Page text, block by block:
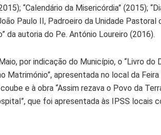
“Calendário da Misericórdia” (2015);
Paulo II, Padroeiro da Unidade
da autoria do Pe. António Loureiro (2016).
por indicação do Município, o “Livro
Matrimónio”, apresentada no local da
coube e à obra “Assim rezava o Povo da
que foi apresentada às IPSS locais